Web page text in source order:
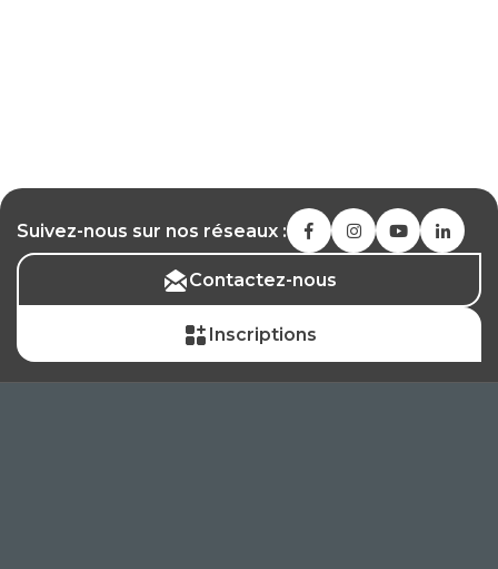
Suivez-nous sur nos réseaux :
Contactez-nous
Inscriptions